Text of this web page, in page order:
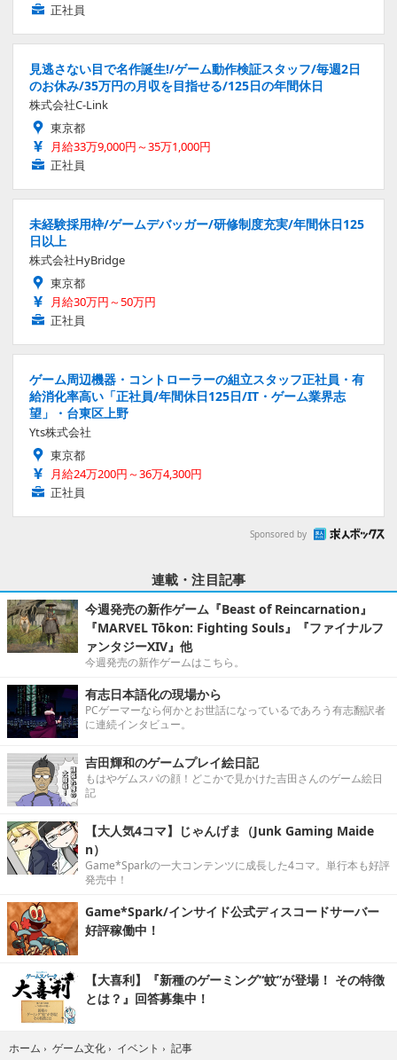
正社員
見逃さない目で名作誕生!/ゲーム動作検証スタッフ/毎週2日
のお休み/35万円の月収を目指せる/125日の年間休日
株式会社C-Link
東京都
月給33万9,000円～35万1,000円
正社員
未経験採用枠/ゲームデバッガー/研修制度充実/年間休日125
日以上
株式会社HyBridge
東京都
月給30万円～50万円
正社員
ゲーム周辺機器・コントローラーの組立スタッフ正社員・有
給消化率高い「正社員/年間休日125日/IT・ゲーム業界志
望」・台東区上野
Yts株式会社
東京都
月給24万200円～36万4,300円
正社員
Sponsored by
連載・注目記事
今週発売の新作ゲーム『Beast of Reincarnation』
『MARVEL Tōkon: Fighting Souls』『ファイナルフ
ァンタジーXIV』他
今週発売の新作ゲームはこちら。
有志日本語化の現場から
PCゲーマーなら何かとお世話になっているであろう有志翻訳者
に連続インタビュー。
吉田輝和のゲームプレイ絵日記
もはやゲムスパの顔！どこかで見かけた吉田さんのゲーム絵日
記
【大人気4コマ】じゃんげま（Junk Gaming Maide
n）
Game*Sparkの一大コンテンツに成長した4コマ。単行本も好評
発売中！
Game*Spark/インサイド公式ディスコードサーバー
好評稼働中！
【大喜利】『新種のゲーミング“蚊”が登場！ その特徴
とは？』回答募集中！
ホーム › ゲーム文化 › イベント › 記事